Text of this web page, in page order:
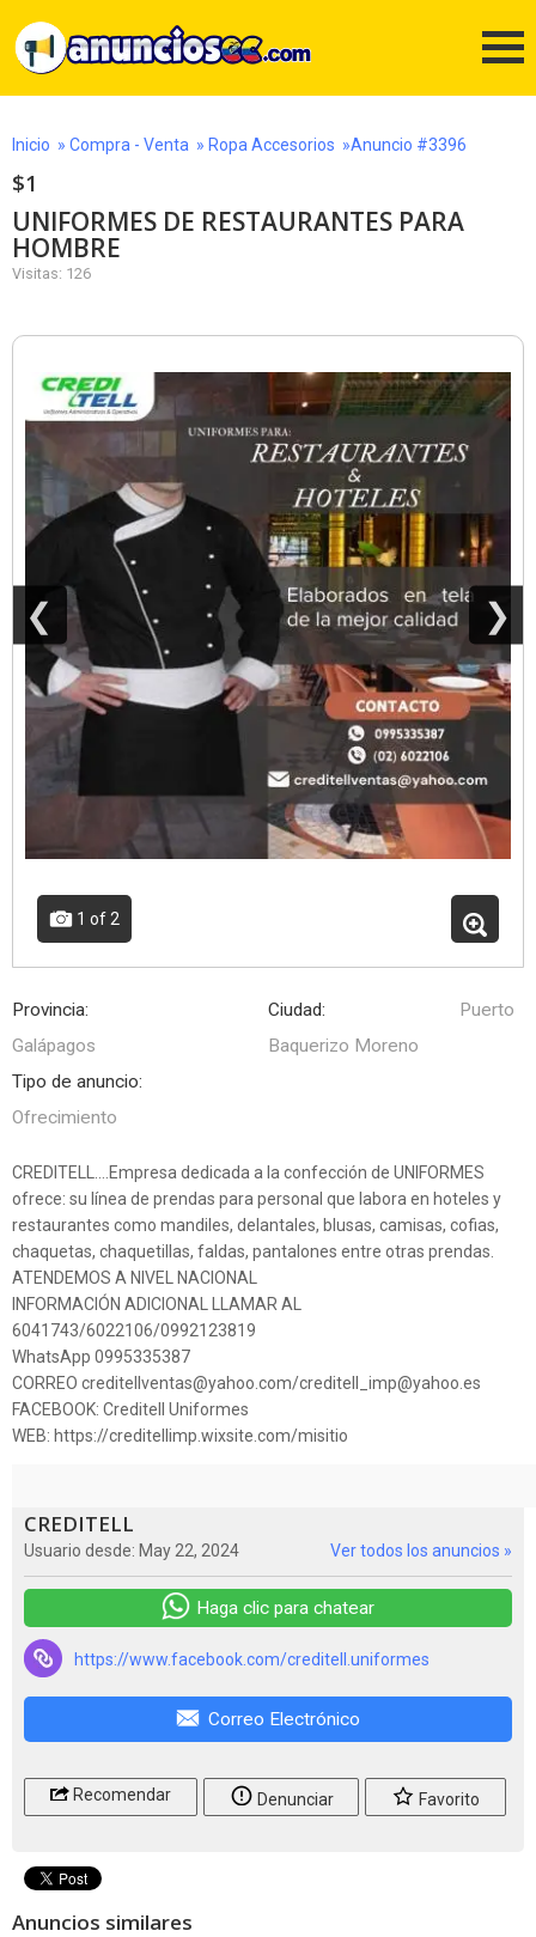
Inicio » Compra - Venta » Ropa Accesorios »Anuncio #3396
$1
UNIFORMES DE RESTAURANTES PARA
HOMBRE
Visitas: 126
❮ ❯
1 of 2
Provincia:
Galápagos
Ciudad:
Puerto
Baquerizo Moreno
Tipo de anuncio:
Ofrecimiento
CREDITELL….Empresa dedicada a la confección de UNIFORMES
ofrece: su línea de prendas para personal que labora en hoteles y
restaurantes como mandiles, delantales, blusas, camisas, cofias,
chaquetas, chaquetillas, faldas, pantalones entre otras prendas.
ATENDEMOS A NIVEL NACIONAL
INFORMACIÓN ADICIONAL LLAMAR AL
6041743/6022106/0992123819
WhatsApp 0995335387
CORREO creditellventas@yahoo.com/creditell_imp@yahoo.es
FACEBOOK: Creditell Uniformes
WEB: https://creditellimp.wixsite.com/misitio
CREDITELL
Usuario desde: May 22, 2024 Ver todos los anuncios »
Haga clic para chatear
https://www.facebook.com/creditell.uniformes
Correo Electrónico
Recomendar Denunciar Favorito
Anuncios similares